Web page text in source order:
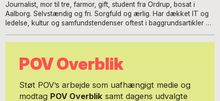
Journalist, mor til tre, farmor, gift, student fra Ordrup, bosat i
Aalborg. Selvstændig og fri. Sorgfuld og ærlig. Har dækket IT og
ledelse, kultur og samfundstendenser oftest i baggrundsartikler og
Har de senere år især brugt sin ytringsfrihed til at sætte gang i
tro, tabunedbrydning, selvmord og feminisme. Holder foredrag,
skriver og udgiver podcasten “Berørth”. Forfatter til bestselleren
Informations Forlag, “Vi mødte Jesus - og hvad kommer det andre
ved” (2017) og “Gud, du er jo lige her - sådan lever jeg med min
POV Overblik
Støt POV’s arbejde som uafhængigt medie og
modtag POV Overblik samt dagens udvalgte